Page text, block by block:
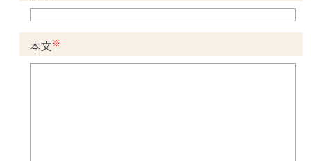
本文※